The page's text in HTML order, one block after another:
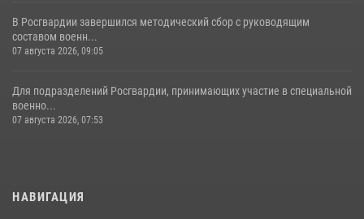
В Росгвардии завершился методический сбор с руководящим
составом военн...
07 августа 2026, 09:05
Для подразделений Росгвардии, принимающих участие в специальной
военно...
07 августа 2026, 07:53
НАВИГАЦИЯ